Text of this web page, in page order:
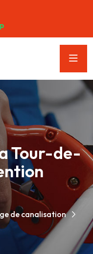
Tour-de-
de canalisation